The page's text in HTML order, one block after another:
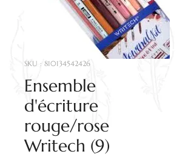
SKU : 810134542426
Ensemble
d'écriture
rouge/rose
Writech (9)